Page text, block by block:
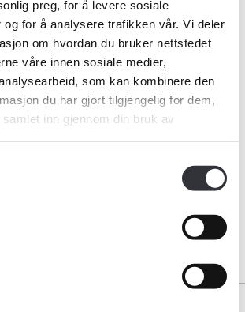
preg, for å levere sosiale
og for å analysere trafikken vår. Vi deler
om hvordan du bruker nettstedet
våre innen sosiale medier,
som kan kombinere den
du har gjort tilgjengelig for dem,
inn gjennom din bruk av
E-post: roy@roypaulsen.no
vei 14, 4841 ARENDAL
av boligeiendom